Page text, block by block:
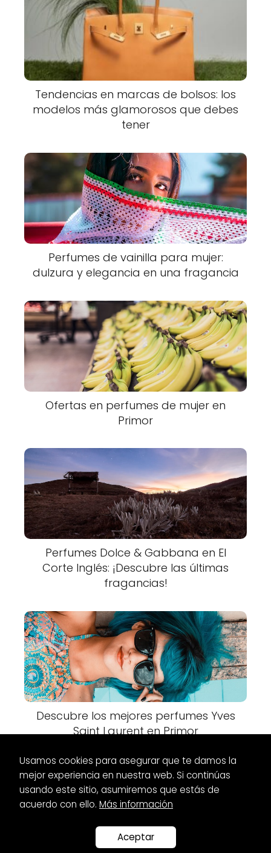
Tendencias en marcas de bolsos: los
modelos más glamorosos que debes
tener
Perfumes de vainilla para mujer:
dulzura y elegancia en una fragancia
Ofertas en perfumes de mujer en
Primor
Perfumes Dolce & Gabbana en El
Corte Inglés: ¡Descubre las últimas
fragancias!
Descubre los mejores perfumes Yves
Saint Laurent en Primor
Zapatos Oxford para Mujer: Elegancia y
Usamos cookies para asegurar que te damos la
mejor experiencia en nuestra web. Si continúas
usando este sitio, asumiremos que estás de
acuerdo con ello. Más información
Aceptar